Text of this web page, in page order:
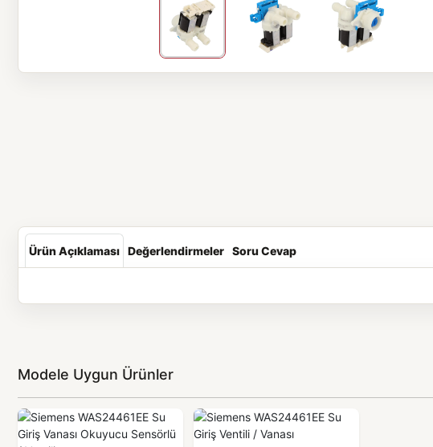
Ürün Açıklaması Değerlendirmeler Soru Cevap
Modele Uygun Ürünler